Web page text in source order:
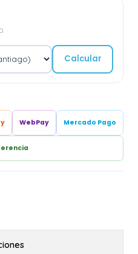
Calcular
WebPay Mercado Pago